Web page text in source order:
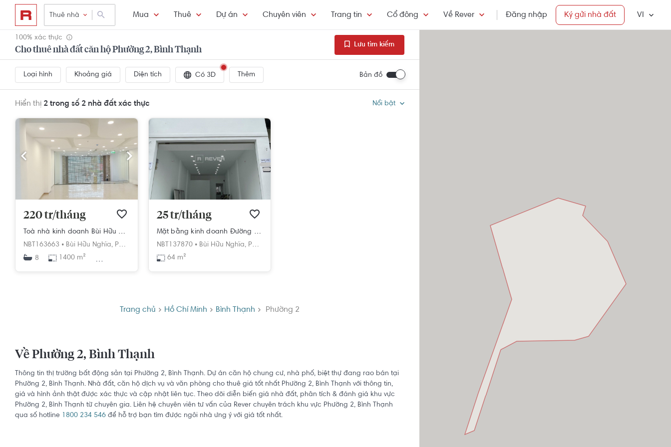
Thuê nhà Mua Thuê Dự án Chuyên viên Trang tin Cổ đông Về Rever Đăng nhập Ký gửi nhà đất VI
100% xác thực
Cho thuê nhà đất căn hộ Phường 2, Bình Thạnh
Lưu tìm kiếm
Loại hình Khoảng giá Diện tích Có 3D Thêm Bản đồ
Hiển thị 2 trong số 2 nhà đất xác thực Nổi bật
220 tr/tháng
Toà nhà kinh doanh Bùi Hữu Nghĩa Bình Thạnh, diện tích 1.400 m², 68tỷ-220 triệu/tháng
NBT163663 • Bùi Hữu Nghĩa, Phường 2, Bình Thạnh, Hồ Chí Minh
8
1400 m²
25 tr/tháng
Mặt bằng kinh doanh Đường Bùi Hữu Nghĩa diện tích 64m².
NBT137870 • Bùi Hữu Nghĩa, Phường 2,
64 m²
Trang chủ Hồ Chí Minh Bình Thạnh Phường 2
Về Phường 2, Bình Thạnh
Thông tin thị trường bất động sản tại Phường 2, Bình Thạnh. Dự án căn hộ chung cư, nhà phố, biệt thự đang rao bán tại
Phường 2, Bình Thạnh. Nhà đất, căn hộ dịch vụ và văn phòng cho thuê giá tốt nhất Phường 2, Bình Thạnh với thông tin,
giá và hình ảnh thật được xác thực và cập nhật liên tục. Theo dõi diễn biến giá nhà đất, phân tích & đánh giá khu vực
Phường 2, Bình Thạnh từ chuyên gia. Liên hệ chuyên viên tư vấn của Rever chuyên trách khu vực Phường 2, Bình Thạnh
qua số hotline 1800 234 546 để hỗ trợ bạn tìm được ngôi nhà ưng ý với giá tốt nhất.